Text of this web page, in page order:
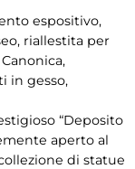
espositivo,
riallestita per
in gesso,
“Deposito
aperto al
di statue